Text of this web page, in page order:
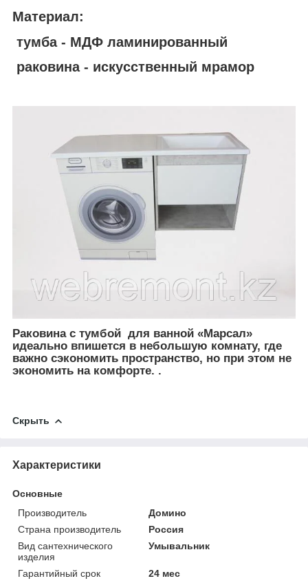
Материал:
тумба - МДФ ламинированный
раковина - искусственный мрамор
Раковина с тумбой для ванной «Марсал»
идеально впишется в небольшую комнату, где
важно сэкономить пространство, но при этом не
экономить на комфорте. .
Скрыть
Характеристики
Основные
Производитель
Домино
Страна производитель
Россия
Вид сантехнического
изделия
Умывальник
Гарантийный срок
24 мес